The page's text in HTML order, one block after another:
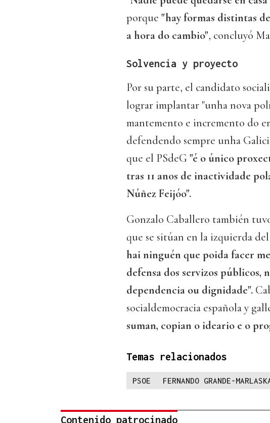
porque "hay formas distintas
a hora do cambio", concluyó
Solvencia y proyecto
Por su parte, el candidato
lograr implantar "unha nova
mantemento e incremento do
defendendo sempre unha
que el PSdeG "é o único
tras 11 anos de inactividade
Núñez Feijóo".
Gonzalo Caballero también
que se sitúan en la izquierda
hai ninguén que poida facer
defensa dos servizos públicos,
dependencia ou dignidade".
socialdemocracia española y
suman, copian o ideario e o
Temas relacionados
PSOE FERNANDO GRANDE-
Contenido patrocinado